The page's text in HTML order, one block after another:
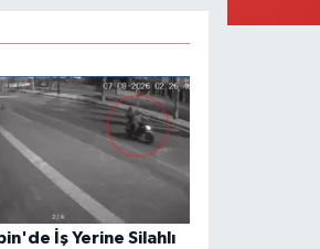
İş Yerine Silahlı